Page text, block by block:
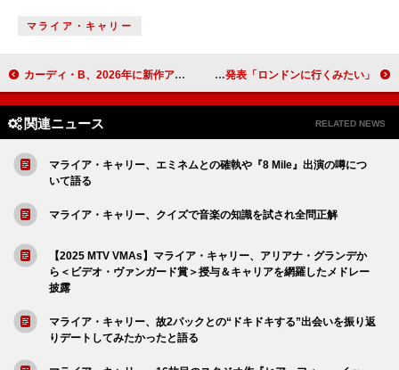
マライア・キャリー
カーディ・B、2026年に新作アルバムを発表したいと語る「新しい時代に進みたい」 セレーナ・ゴメス、主演ドラマ『マーダーズ・イン・ビルディング』シーズン6更新を発表「ロンドンに行くみたい」
関連ニュース RELATED NEWS
マライア・キャリー、エミネムとの確執や『8 Mile』出演の噂につ
いて語る
マライア・キャリー、クイズで音楽の知識を試され全問正解
【2025 MTV VMAs】マライア・キャリー、アリアナ・グランデか
ら＜ビデオ・ヴァンガード賞＞授与＆キャリアを網羅したメドレー
披露
マライア・キャリー、故2パックとの“ドキドキする”出会いを振り返
りデートしてみたかったと語る